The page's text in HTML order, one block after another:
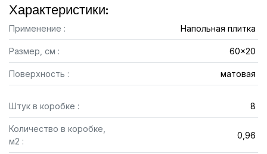
Характеристики:
Применение : Напольная плитка
Размер, см : 60x20
Поверхность : матовая
Штук в коробке : 8
Количество в коробке,
м2 :
0,96